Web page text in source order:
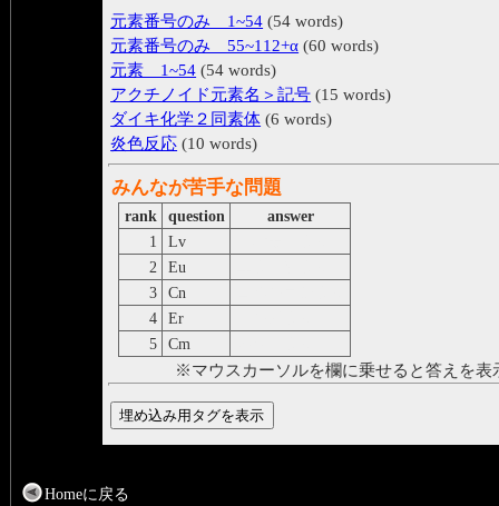
元素番号のみ 1~54 (54 words)
元素番号のみ 55~112+α (60 words)
元素 1~54 (54 words)
アクチノイド元素名＞記号 (15 words)
ダイキ化学２同素体 (6 words)
炎色反応 (10 words)
みんなが苦手な問題
rank question
answer
1
Lv
2
Eu
3
Cn
4
Er
5
Cm
※マウスカーソルを欄に乗せると答えを表
Homeに戻る